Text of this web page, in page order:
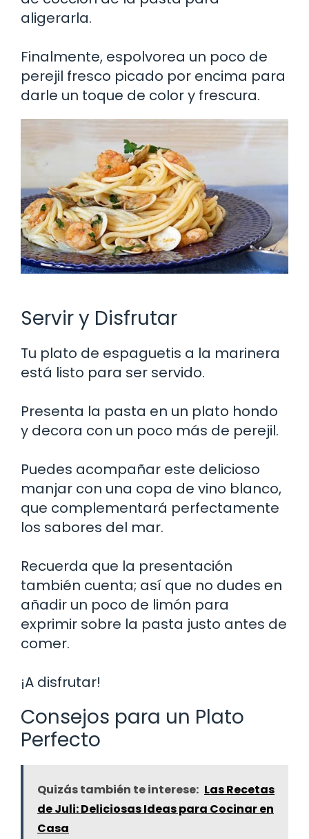
aligerarla.
Finalmente, espolvorea un poco de
perejil fresco picado por encima para
darle un toque de color y frescura.
Servir y Disfrutar
Tu plato de espaguetis a la marinera
está listo para ser servido.
Presenta la pasta en un plato hondo
y decora con un poco más de perejil.
Puedes acompañar este delicioso
manjar con una copa de vino blanco,
que complementará perfectamente
los sabores del mar.
Recuerda que la presentación
también cuenta; así que no dudes en
añadir un poco de limón para
exprimir sobre la pasta justo antes de
comer.
¡A disfrutar!
Consejos para un Plato
Perfecto
Quizás también te interese: Las Recetas
de Juli: Deliciosas Ideas para Cocinar en
Casa